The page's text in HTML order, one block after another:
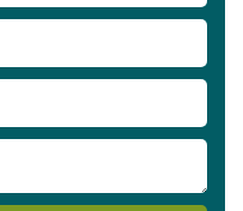
e deixe sua avaliação!